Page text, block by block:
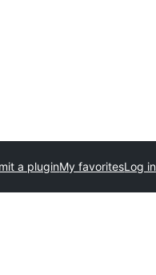
a pluginMy favoritesLog in